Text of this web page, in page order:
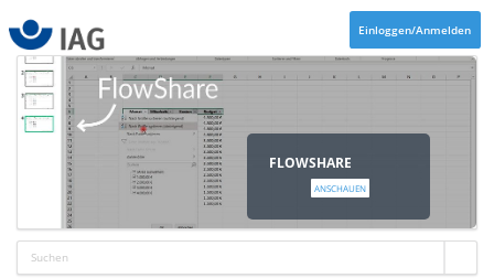
Einloggen/Anmelden
FLOWSHARE
ANSCHAUEN